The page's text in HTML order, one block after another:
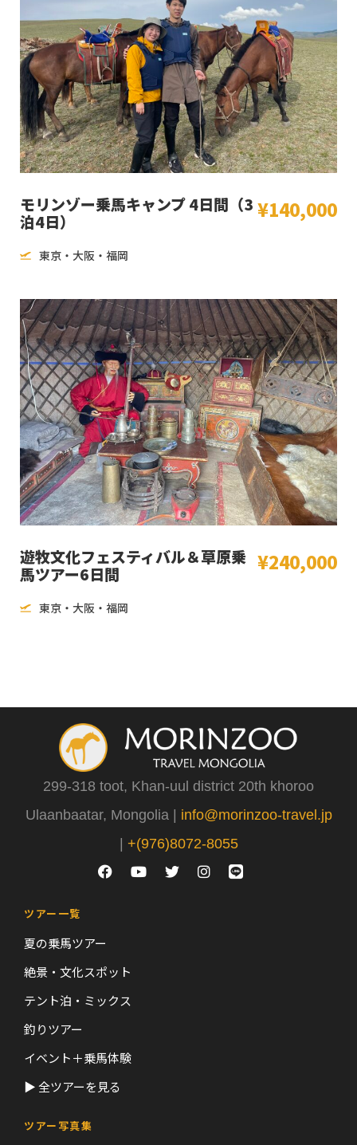
モリンゾー乗馬キャンプ 4日間（3
泊4日）
¥140,000
東京・大阪・福岡
遊牧文化フェスティバル＆草原乗
馬ツアー6日間
¥240,000
東京・大阪・福岡
299-318 toot, Khan-uul district 20th khoroo
Ulaanbaatar, Mongolia | info@morinzoo-travel.jp
| +(976)8072-8055
ツアー一覧
夏の乗馬ツアー
絶景・文化スポット
テント泊・ミックス
釣りツアー
イベント＋乗馬体験
▶ 全ツアーを見る
ツアー写真集